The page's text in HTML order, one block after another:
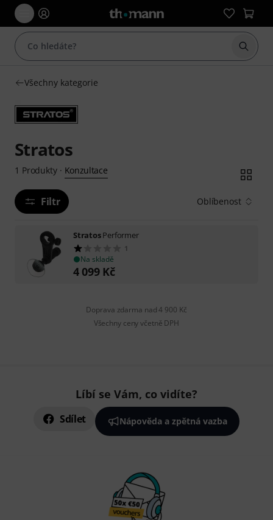
Začít
Všechny kategorie
Stratos
1 Produkty· Konzultace
Filtr Oblíbenost
StratosPerformer
1
Na skladě
4 099 Kč
Doprava zdarma nad 4 900 Kč
Všechny ceny včetně DPH
Líbí se Vám, co vidíte?
Sdílet Nápověda a zpětná vazba